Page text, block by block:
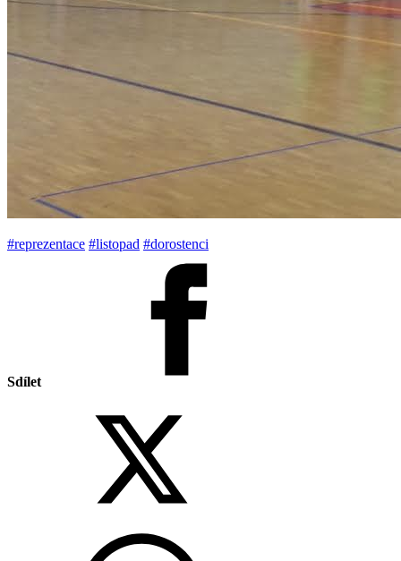
#reprezentace #listopad #dorostenci
Sdílet